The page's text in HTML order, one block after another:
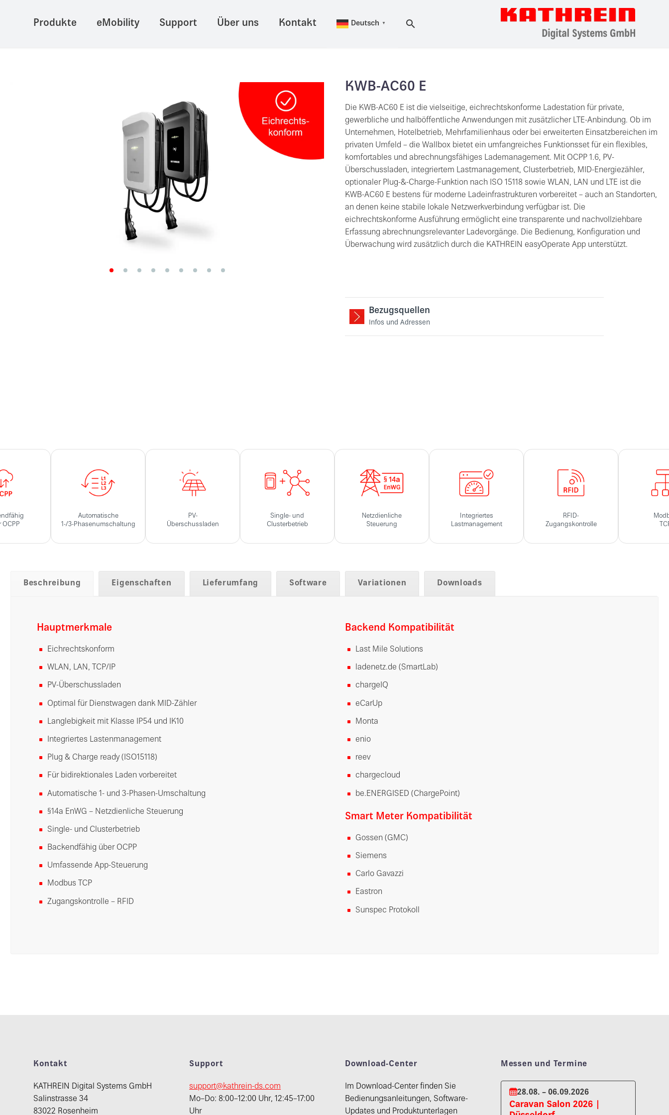
Produkte eMobility Support Über uns Kontakt Deutsch ▼
KWB-AC60 E
Die KWB-AC60 E ist die vielseitige, eichrechtskonforme Ladestation für private,
gewerbliche und halböffentliche Anwendungen mit zusätzlicher LTE-Anbindung. Ob im
Unternehmen, Hotelbetrieb, Mehrfamilienhaus oder bei erweiterten Einsatzbereichen im
privaten Umfeld – die Wallbox bietet ein umfangreiches Funktionsset für ein flexibles,
komfortables und abrechnungsfähiges Lademanagement. Mit OCPP 1.6, PV-
Überschussladen, integriertem Lastmanagement, Clusterbetrieb, MID-Energiezähler,
optionaler Plug-&-Charge-Funktion nach ISO 15118 sowie WLAN, LAN und LTE ist die
KWB-AC60 E bestens für moderne Ladeinfrastrukturen vorbereitet – auch an Standorten,
an denen keine stabile lokale Netzwerkverbindung verfügbar ist. Die
eichrechtskonforme Ausführung ermöglicht eine transparente und nachvollziehbare
Erfassung abrechnungsrelevanter Ladevorgänge. Die Bedienung, Konfiguration und
Überwachung wird zusätzlich durch die KATHREIN easyOperate App unterstützt.
Bezugsquellen
Infos und Adressen
OCPP
Automatische
1-/3-Phasenumschaltung
PV-
Überschussladen
Single- und
Clusterbetrieb
Netzdienliche
Steuerung
Integriertes
Lastmanagement
RFID-
Zugangskontrolle
Beschreibung Eigenschaften Lieferumfang Software Variationen Downloads
Hauptmerkmale
Eichrechtskonform
WLAN, LAN, TCP/IP
PV-Überschussladen
Optimal für Dienstwagen dank MID-Zähler
Langlebigkeit mit Klasse IP54 und IK10
Integriertes Lastenmanagement
Plug & Charge ready (ISO15118)
Für bidirektionales Laden vorbereitet
Automatische 1- und 3-Phasen-Umschaltung
§14a EnWG – Netzdienliche Steuerung
Single- und Clusterbetrieb
Backendfähig über OCPP
Umfassende App-Steuerung
Modbus TCP
Zugangskontrolle – RFID
Backend Kompatibilität
Last Mile Solutions
ladenetz.de (SmartLab)
chargeIQ
eCarUp
Monta
enio
reev
chargecloud
be.ENERGISED (ChargePoint)
Smart Meter Kompatibilität
Gossen (GMC)
Siemens
Carlo Gavazzi
Eastron
Sunspec Protokoll
Kontakt
KATHREIN Digital Systems GmbH
Salinstrasse 34
83022 Rosenheim
Support
support@kathrein-ds.com
Mo–Do: 8:00–12:00 Uhr, 12:45–17:00
Uhr
Download-Center
Im Download-Center finden Sie
Bedienungsanleitungen, Software-
Updates und Produktunterlagen
Messen und Termine
28.08. – 06.09.2026
Caravan Salon 2026 |